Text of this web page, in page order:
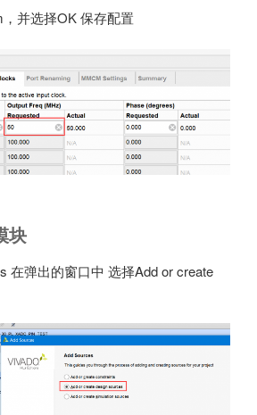
并选择OK 保存配置
块
在弹出的窗口中 选择Add or create